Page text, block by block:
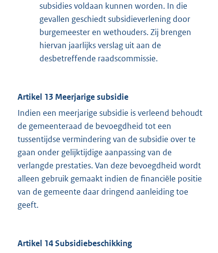
subsidies voldaan kunnen worden. In die
gevallen geschiedt subsidieverlening door
burgemeester en wethouders. Zij brengen
hiervan jaarlijks verslag uit aan de
desbetreffende raadscommissie.
Artikel 13 Meerjarige subsidie
Indien een meerjarige subsidie is verleend behoudt
de gemeenteraad de bevoegdheid tot een
tussentijdse vermindering van de subsidie over te
gaan onder gelijktijdige aanpassing van de
verlangde prestaties. Van deze bevoegdheid wordt
alleen gebruik gemaakt indien de financiële positie
van de gemeente daar dringend aanleiding toe
geeft.
Artikel 14 Subsidiebeschikking